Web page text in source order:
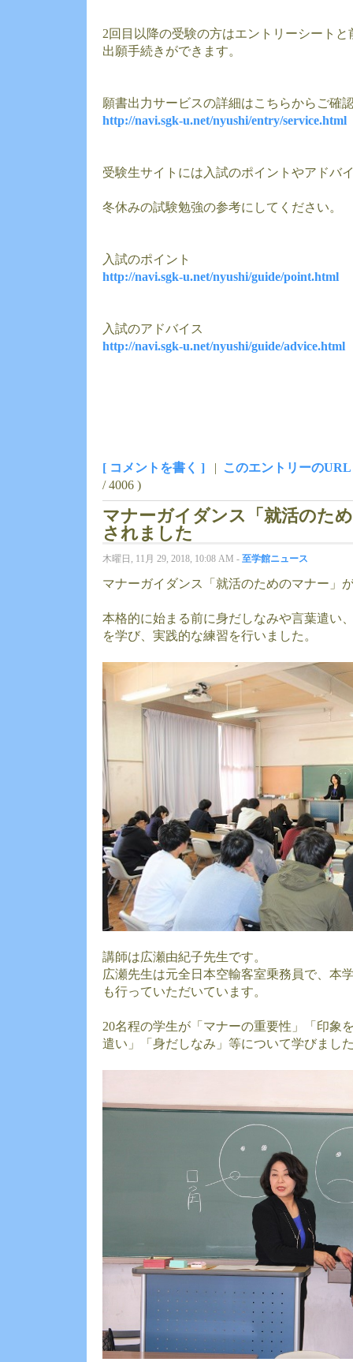
2回目以降の受験の方はエントリーシート
出願手続きができます。
願書出力サービスの詳細はこちらからご確
http://navi.sgk-u.net/nyushi/entry/service.html
受験生サイトには入試のポイントやアドバ
冬休みの試験勉強の参考にしてください。
入試のポイント
http://navi.sgk-u.net/nyushi/guide/point.html
入試のアドバイス
http://navi.sgk-u.net/nyushi/guide/advice.html
[ コメントを書く ] | このエントリーのURL
/ 4006 )
マナーガイダンス「就活のた
されました
木曜日, 11月 29, 2018, 10:08 AM - 至学館ニュース
マナーガイダンス「就活のためのマナー」
本格的に始まる前に身だしなみや言葉遣い
を学び、実践的な練習を行いました。
講師は広瀬由紀子先生です。
広瀬先生は元全日本空輸客室乗務員で、本
も行っていただいています。
20名程の学生が「マナーの重要性」「印象
遣い」「身だしなみ」等について学びまし